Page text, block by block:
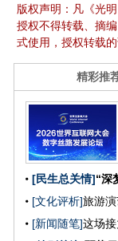
版权声明：凡《光
授权不得转载、摘
式使用，授权转载